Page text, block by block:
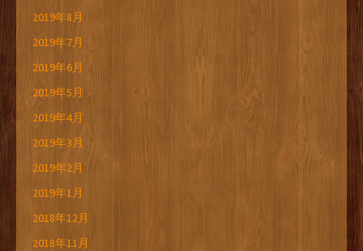
2019年8月
2019年7月
2019年6月
2019年5月
2019年4月
2019年3月
2019年2月
2019年1月
2018年12月
2018年11月